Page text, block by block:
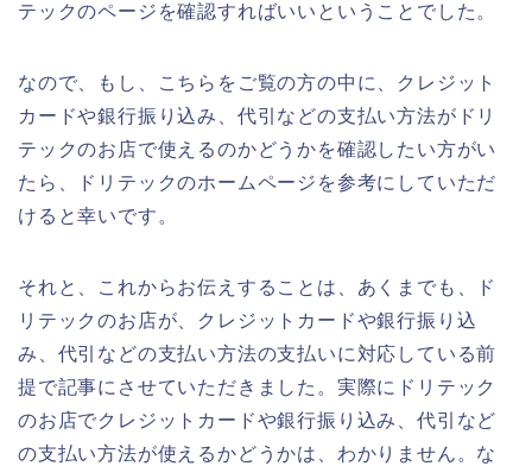
テックのページを確認すればいいということでした。
なので、もし、こちらをご覧の方の中に、クレジット
カードや銀行振り込み、代引などの支払い方法がドリ
テックのお店で使えるのかどうかを確認したい方がい
たら、ドリテックのホームページを参考にしていただ
けると幸いです。
それと、これからお伝えすることは、あくまでも、ド
リテックのお店が、クレジットカードや銀行振り込
み、代引などの支払い方法の支払いに対応している前
提で記事にさせていただきました。実際にドリテック
のお店でクレジットカードや銀行振り込み、代引など
の支払い方法が使えるかどうかは、わかりません。な